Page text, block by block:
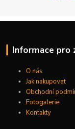
Informace pro
O nás
Jak nakupovat
Obchodní
Fotogalerie
Kontakty